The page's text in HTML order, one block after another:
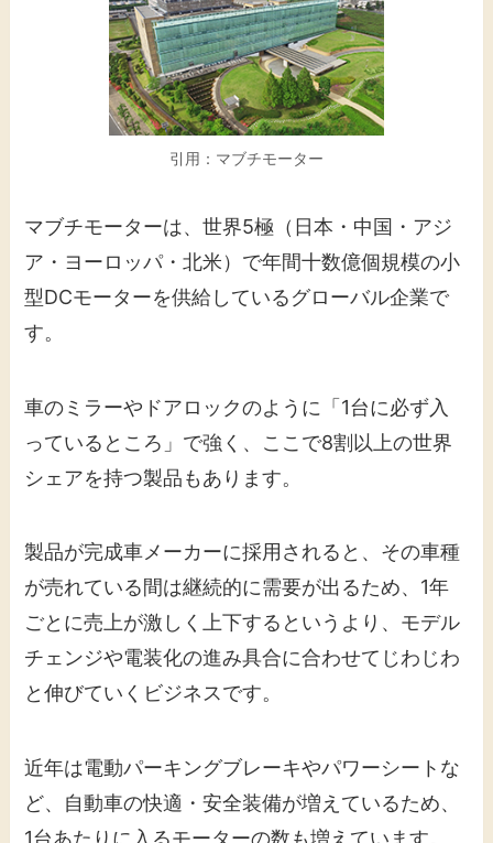
引用：マブチモーター
マブチモーターは、世界5極（日本・中国・アジ
ア・ヨーロッパ・北米）で年間十数億個規模の小
型DCモーターを供給しているグローバル企業で
す。
車のミラーやドアロックのように「1台に必ず入
っているところ」で強く、ここで8割以上の世界
シェアを持つ製品もあります。
製品が完成車メーカーに採用されると、その車種
が売れている間は継続的に需要が出るため、1年
ごとに売上が激しく上下するというより、モデル
チェンジや電装化の進み具合に合わせてじわじわ
と伸びていくビジネスです。
近年は電動パーキングブレーキやパワーシートな
ど、自動車の快適・安全装備が増えているため、
1台あたりに入るモーターの数も増えています。